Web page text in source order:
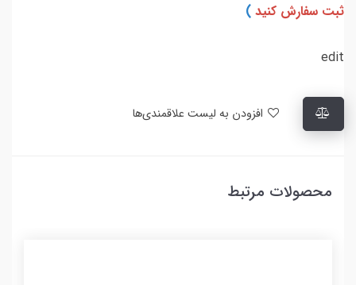
ثبت سفارش کنید )
edit
محصولات مرتبط